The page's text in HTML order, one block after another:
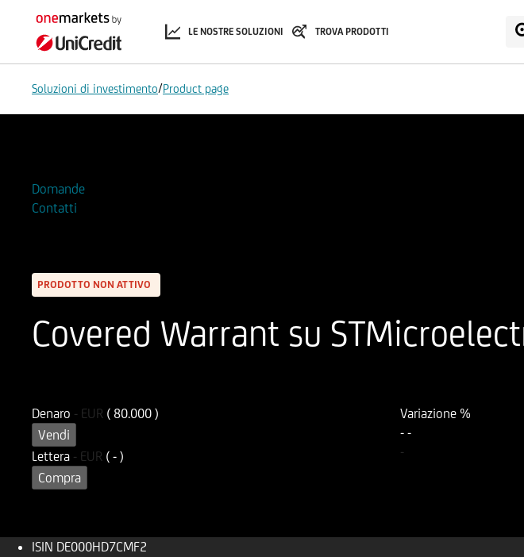
LE NOSTRE SOLUZIONI TROVA PRODOTTI
Soluzioni di investimento/Product page
Domande
Contatti
PRODOTTO NON ATTIVO
Covered Warrant su
Denaro - EUR ( 80.000 )
Vendi
Lettera - EUR ( - )
Compra
Variazione %
--
-
ISIN DE000HD7CMF2